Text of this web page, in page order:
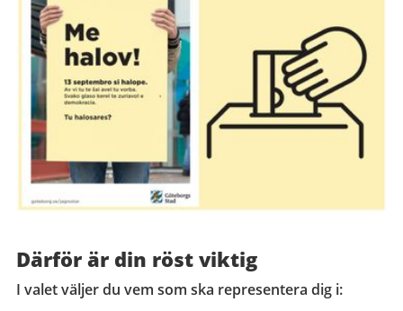
Därför är din röst viktig
I valet väljer du vem som ska representera dig i: